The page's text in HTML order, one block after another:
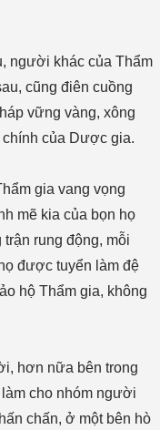
người khác của Thẩm
cũng điên cuồng
vững vàng, xông
của Dược gia.
gia vang vọng
mẽ kia của bọn họ
rung động, mỗi
được tuyển làm đệ
hộ Thẩm gia, không
hơn nữa bên trong
cho nhóm người
chấn, ở một bên hò